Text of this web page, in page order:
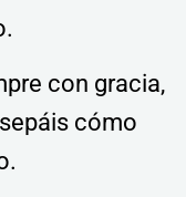
con gracia,
cómo